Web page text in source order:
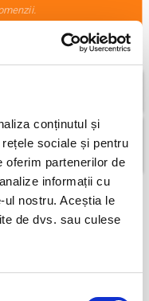
conținutul și
sociale și pentru
oferim partenerilor de
informații cu
nostru. Aceștia le
de dvs. sau culese
MIERCURI
pret bilet 35,00 RON
comenzii instant